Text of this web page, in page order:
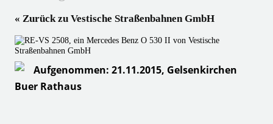
« Zurück zu Vestische Straßenbahnen GmbH
Aufgenommen: 21.11.2015, Gelsenkirchen
Buer Rathaus